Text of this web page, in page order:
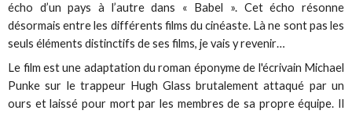
écho d’un pays à l’autre dans « Babel ». Cet écho résonne
désormais entre les différents films du cinéaste. Là ne sont pas les
seuls éléments distinctifs de ses films, je vais y revenir…
Le film est une adaptation du roman éponyme de l'écrivain Michael
Punke sur le trappeur Hugh Glass brutalement attaqué par un
ours et laissé pour mort par les membres de sa propre équipe. Il